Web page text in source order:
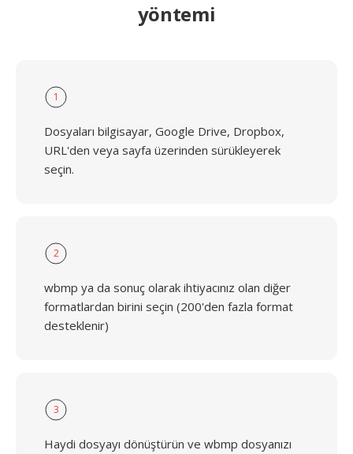
yöntemi
1
Dosyaları bilgisayar, Google Drive, Dropbox,
URL'den veya sayfa üzerinden sürükleyerek
seçin.
2
wbmp ya da sonuç olarak ihtiyacınız olan diğer
formatlardan birini seçin (200'den fazla format
desteklenir)
3
Haydi dosyayı dönüştürün ve wbmp dosyanızı